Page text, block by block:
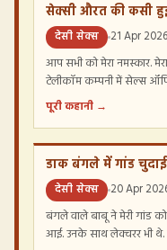
सेक्सी औरत की कसी
देसी सेक्स 21 Apr 2026
आप सभी को मेरा नमस्कार.
टेलीकॉम कम्पनी में सेल्स
पूरी कहानी →
डाक बंगले में गांड
देसी सेक्स 20 Apr
बंगले वाले बाबू ने मेरी गांड
आई. उनके साथ लेक्चरर भी